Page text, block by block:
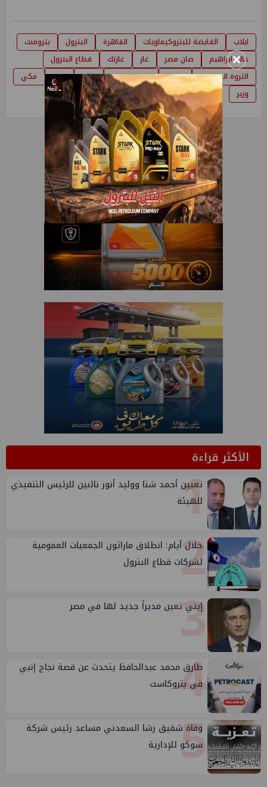
ايلاب القابضة للبتروكيماويات القاهرة البترول
بترومنت
خالد ابراهيم
صان مصر غاز غازتك
قطاع البترول
الثروة المعدنية
العمل وزارة البترول انبى مصر
مكي
وزير
الأكثر قراءة1
تعيين أحمد شتا ووليد أنور نائبين للرئيس التنفيذي
للهيئة
2
خلال أيام: انطلاق ماراثون الجمعيات العمومية
لشركات قطاع البترول
3
إيني تعين مديراً جديد لها في مصر
4
طارق محمد عبدالحافظ يتحدث عن قصة نجاح إنبي
في بتروكاست
5
وفاة شقيق رشا السعدني مساعد رئيس شركة
سوكو للإدارية
×